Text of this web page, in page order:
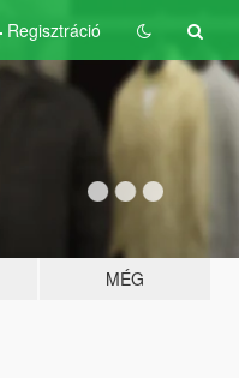
Regisztráció
MÉG